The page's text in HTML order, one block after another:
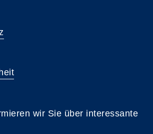
wir Sie über interessante